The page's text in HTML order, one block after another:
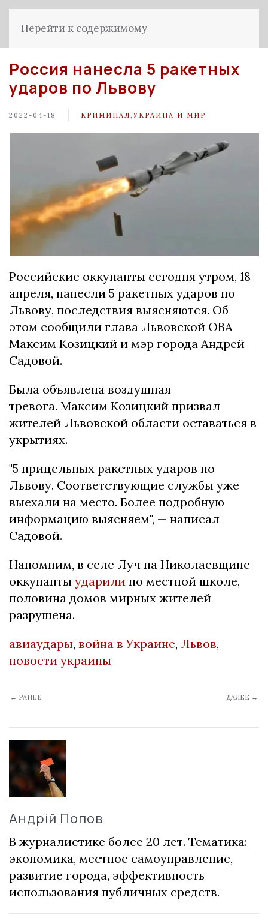
Перейти к содержимому
Россия нанесла 5 ракетных
ударов по Львову
2022-04-18 КРИМИНАЛ УКРАИНА И МИР
Российские оккупанты сегодня утром, 18
апреля, нанесли 5 ракетных ударов по
Львову, последствия выясняются. Об
этом сообщили глава Львовской ОВА
Максим Козицкий и мэр города Андрей
Садовой.
Была объявлена воздушная
тревога. Максим Козицкий призвал
жителей Львовской области оставаться в
укрытиях.
"5 прицельных ракетных ударов по
Львову. Соответствующие службы уже
выехали на место. Более подробную
информацию выясняем", — написал
Садовой.
Напомним, в селе Луч на Николаевщине
оккупанты ударили по местной школе,
половина домов мирных жителей
разрушена.
авиаудары, война в Украине, Львов,
новости украины
← РАНЕЕ ДАЛЕЕ →
Андрій Попов
В журналистике более 20 лет. Тематика:
экономика, местное самоуправление,
развитие города, эффективность
использования публичных средств.